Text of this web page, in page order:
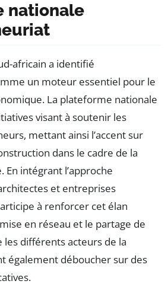
nationale
africain a identifié
un moteur essentiel pour le
La plateforme nationale
visant à soutenir les
mettant ainsi l’accent sur
dans le cadre de la
En intégrant l’approche
et entreprises
à renforcer cet élan
en réseau et le partage de
les différents acteurs de la
également déboucher sur des